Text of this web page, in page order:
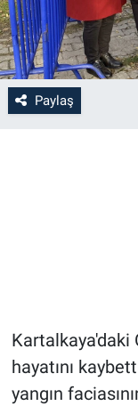
Paylaş
Kartalkaya'daki
hayatını
yangın